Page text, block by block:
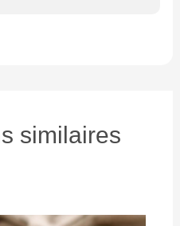
similaires